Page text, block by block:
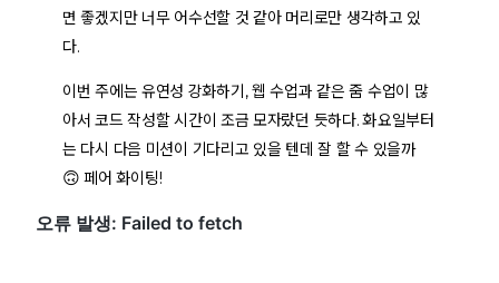
면 좋겠지만 너무 어수선할 것 같아 머리로만 생각하고 있
다.
이번 주에는 유연성 강화하기, 웹 수업과 같은 줌 수업이 많
아서 코드 작성할 시간이 조금 모자랐던 듯하다. 화요일부터
는 다시 다음 미션이 기다리고 있을 텐데 잘 할 수 있을까
🙃 페어 화이팅!